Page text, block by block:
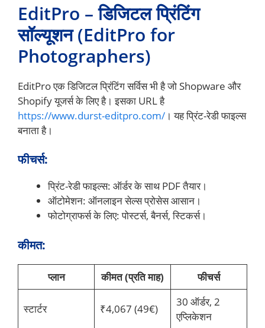
EditPro – डिजिटल प्रिंटिंग
सॉल्यूशन (EditPro for
Photographers)
EditPro एक डिजिटल प्रिंटिंग सर्विस भी है जो Shopware और
Shopify यूजर्स के लिए है। इसका URL है
https://www.durst-editpro.com/ । यह प्रिंट-रेडी फाइल्स
बनाता है।
फीचर्स:
प्रिंट-रेडी फाइल्स: ऑर्डर के साथ PDF तैयार।
ऑटोमेशन: ऑनलाइन सेल्स प्रोसेस आसान।
फोटोग्राफर्स के लिए: पोस्टर्स, बैनर्स, स्टिकर्स।
कीमत:
प्लान कीमत (प्रति माह) फीचर्स
स्टार्टर ₹4,067 (49€)
30 ऑर्डर, 2
एप्लिकेशन